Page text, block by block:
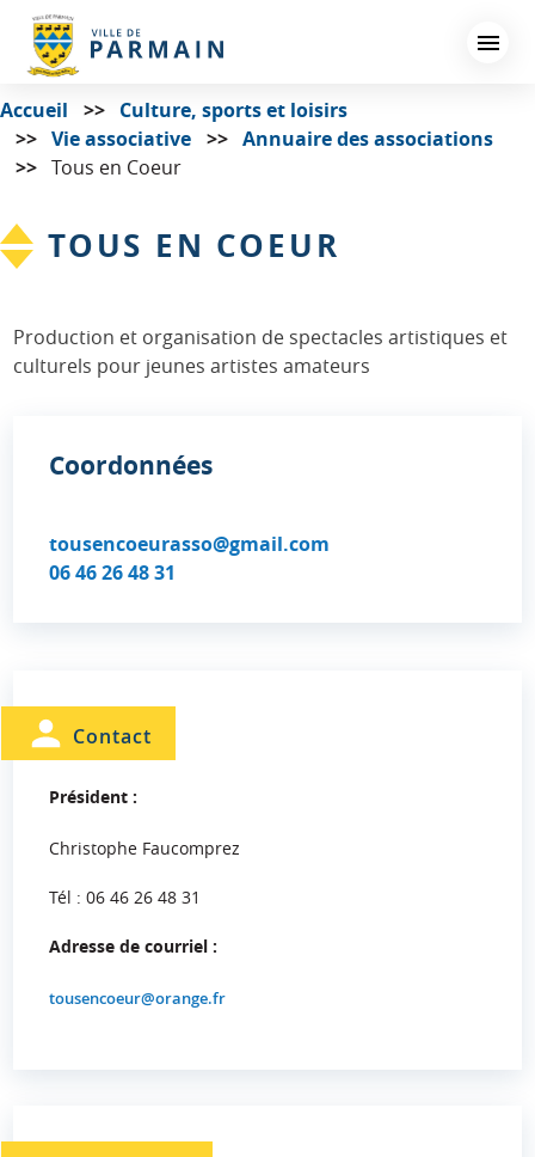
principal
Accueil
Culture, sports et loisirs
Vie associative
Annuaire des associations
Tous en Coeur
TOUS EN COEUR
Production et organisation de spectacles artistiques et
culturels pour jeunes artistes amateurs
Coordonnées
tousencoeurasso@gmail.com
06 46 26 48 31
Contact
Président :
Christophe Faucomprez
Tél : 06 46 26 48 31
Adresse de courriel :
tousencoeur@orange.fr